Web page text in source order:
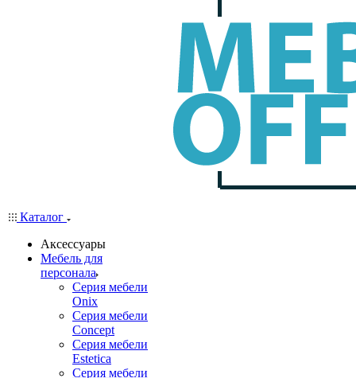
Каталог
Аксессуары
Мебель для
персонала
Серия мебели
Onix
Серия мебели
Concept
Серия мебели
Estetica
Серия мебели